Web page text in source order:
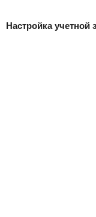
Настройка учетной